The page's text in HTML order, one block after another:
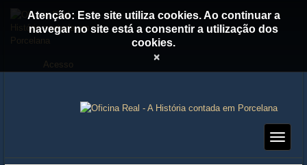
Acesso
Atenção: Este site utiliza cookies. Ao continuar a
navegar no site está a consentir a utilização dos
cookies.
×